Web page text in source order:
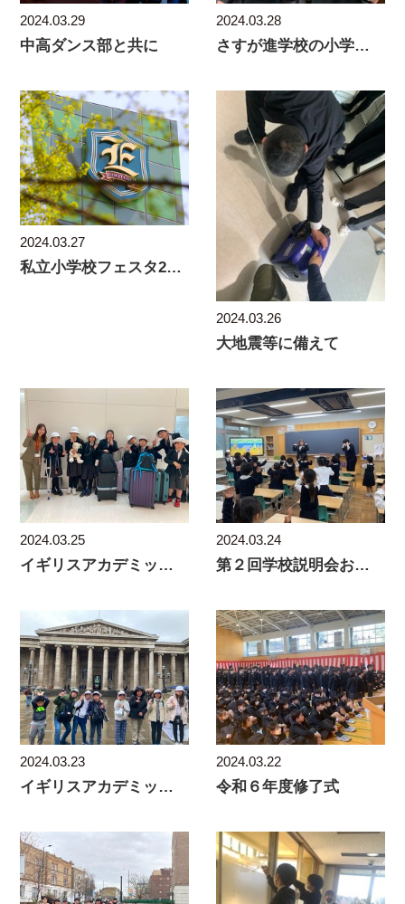
2024.03.29
中高ダンス部と共に
2024.03.28
さすが進学校の小学生ですね！
2024.03.27
私立小学校フェスタ2024 in 有楽町
2024.03.26
大地震等に備えて
2024.03.25
イギリスアカデミックツアー 帰国
2024.03.24
第２回学校説明会および新年長児対象１日体験入学
2024.03.23
イギリスアカデミックツアー ロンドンから
2024.03.22
令和６年度修了式